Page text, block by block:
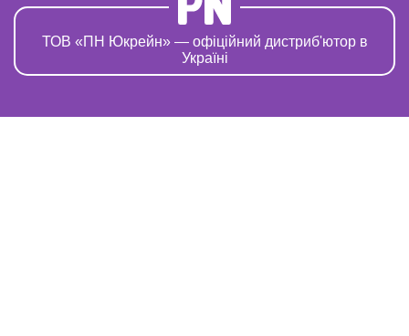
ТОВ «ПН Юкрейн» — офіційний дистриб'ютор в
Україні